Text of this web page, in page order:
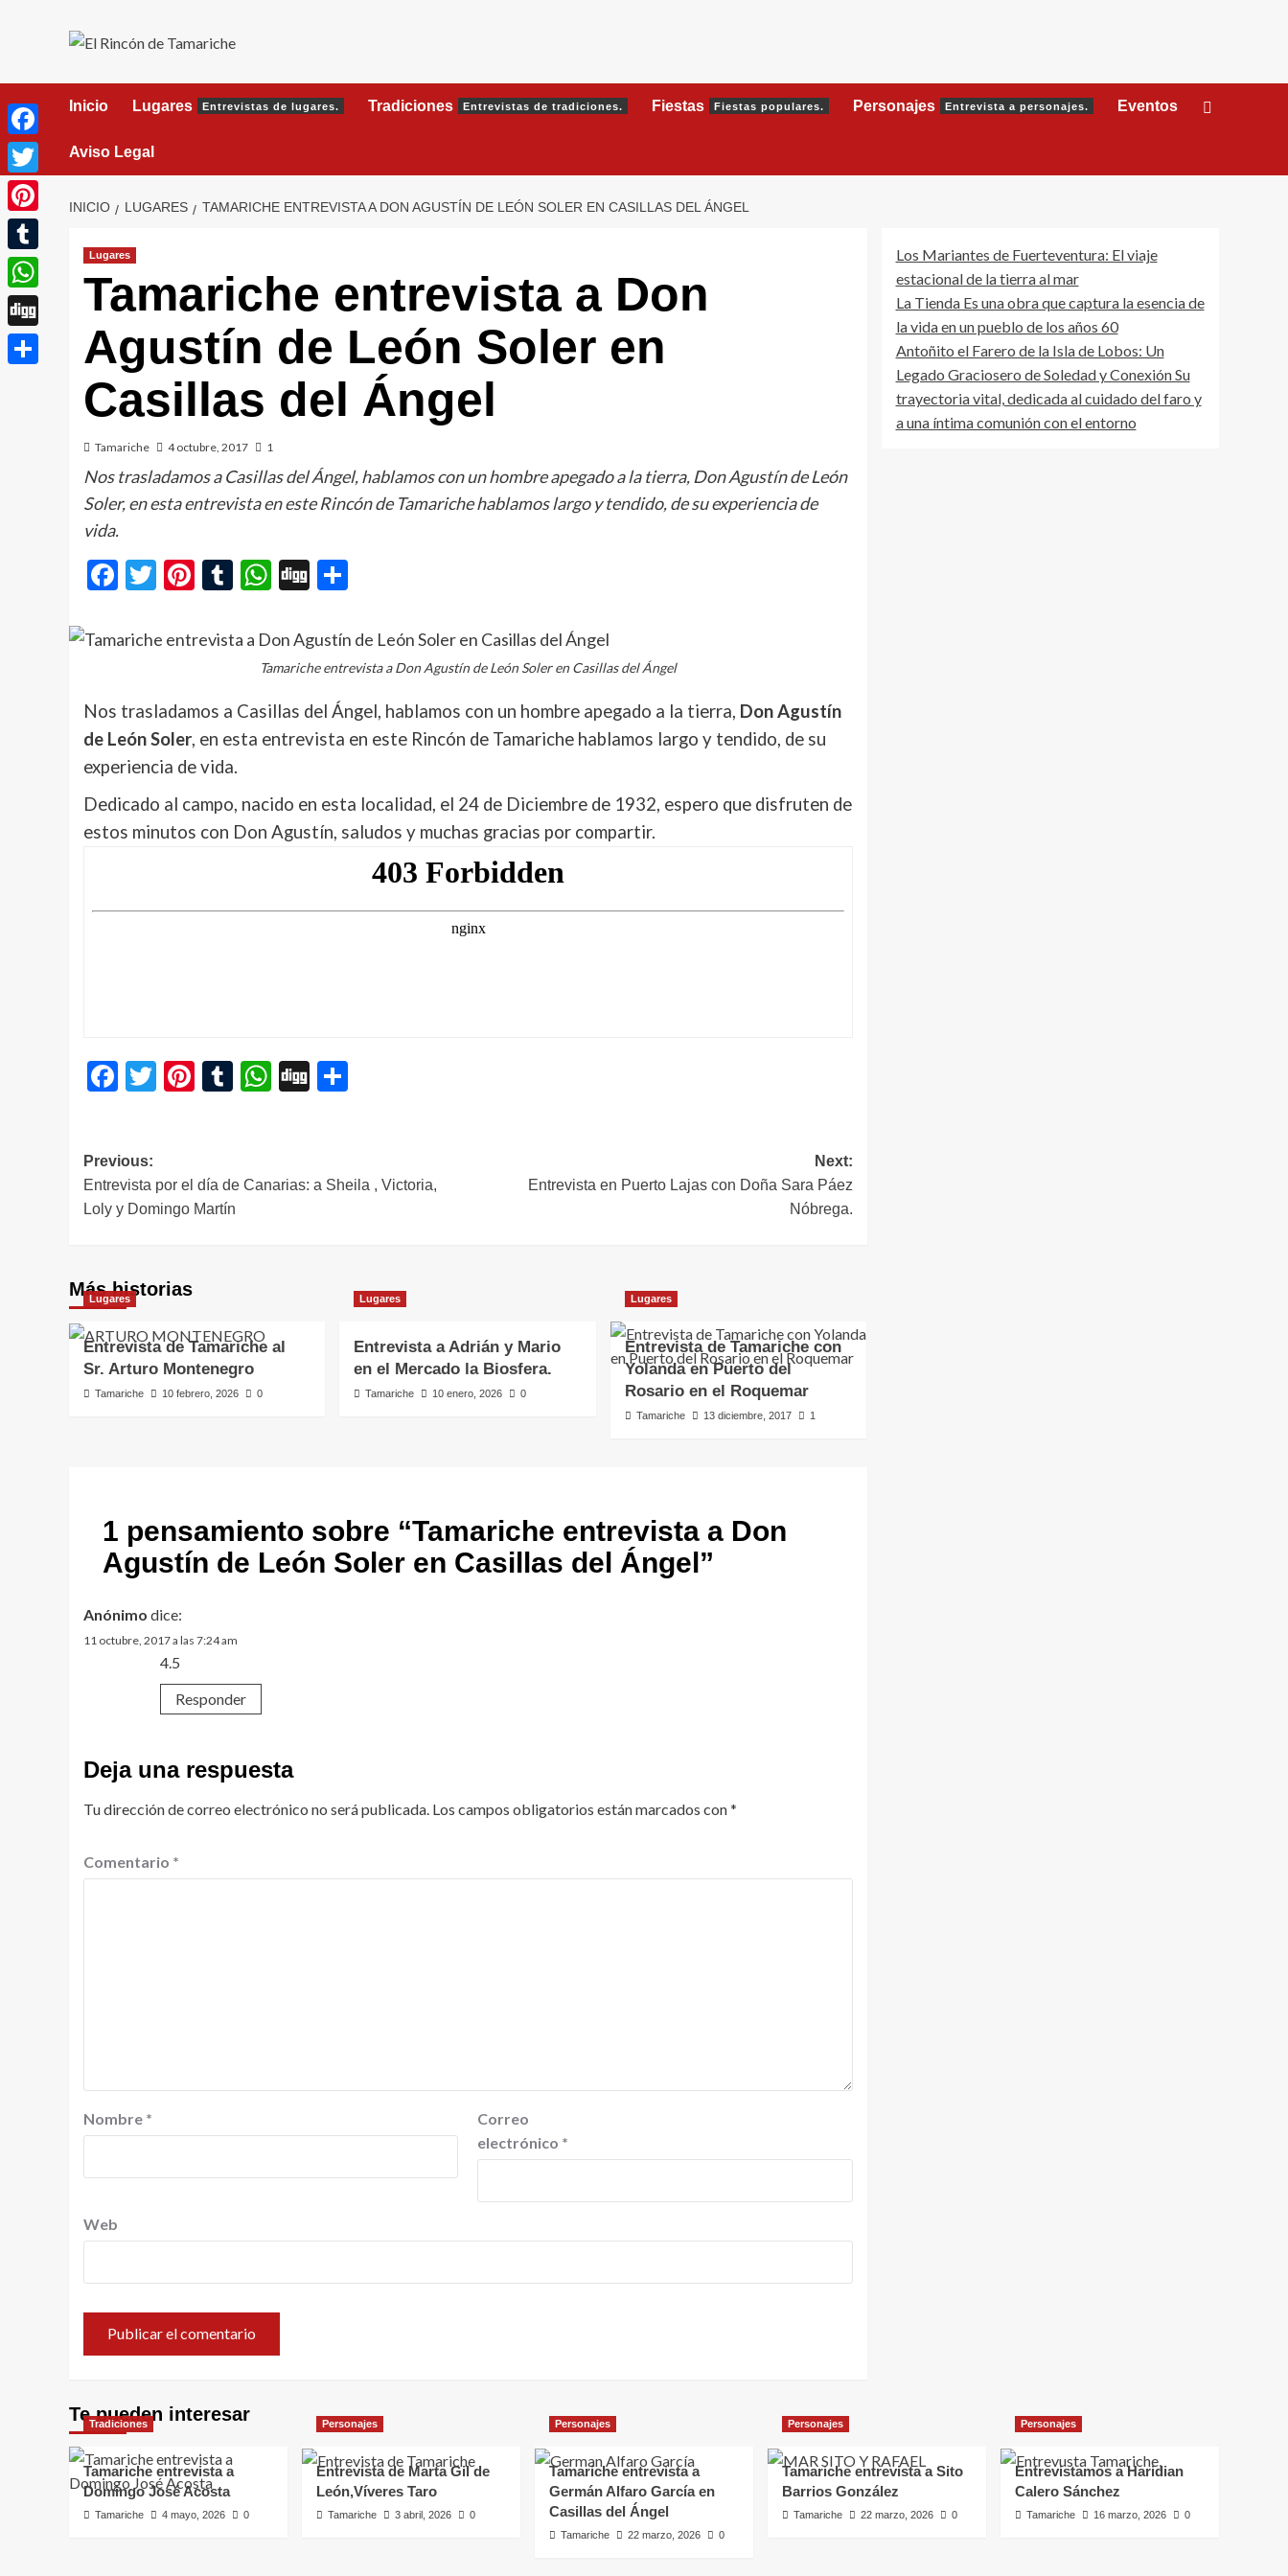
Inicio Lugares Entrevistas de lugares. Tradiciones Entrevistas de tradiciones. Fiestas Fiestas populares. Personajes Entrevista a personajes. Eventos
Aviso Legal
INICIO LUGARES TAMARICHE ENTREVISTA A DON AGUSTÍN DE LEÓN SOLER EN CASILLAS DEL ÁNGEL
Lugares
Tamariche entrevista a Don
Agustín de León Soler en
Casillas del Ángel
Tamariche 4 octubre, 2017 1
Nos trasladamos a Casillas del Ángel, hablamos con un hombre apegado a la tierra, Don Agustín de León
Soler, en esta entrevista en este Rincón de Tamariche hablamos largo y tendido, de su experiencia de
vida.
Facebook
Twitter
Pinterest
Tumblr
WhatsApp
Digg
Tamariche entrevista a Don Agustín de León Soler en Casillas del Ángel
Nos trasladamos a Casillas del Ángel, hablamos con un hombre apegado a la tierra, Don Agustín
de León Soler, en esta entrevista en este Rincón de Tamariche hablamos largo y tendido, de su
experiencia de vida.
Dedicado al campo, nacido en esta localidad, el 24 de Diciembre de 1932, espero que disfruten de
estos minutos con Don Agustín, saludos y muchas gracias por compartir.
Facebook
Twitter
Pinterest
Tumblr
WhatsApp
Digg
Navegación
de
entradas
Previous:
Entrevista por el día de Canarias: a Sheila , Victoria,
Loly y Domingo Martín
Next:
Entrevista en Puerto Lajas con Doña Sara Páez
Nóbrega.
Más historias
Lugares
Entrevista de Tamariche al
Sr. Arturo Montenegro
Tamariche 10 febrero, 2026 0
Lugares
Entrevista a Adrián y Mario
en el Mercado la Biosfera.
Tamariche 10 enero, 2026 0
Lugares
Entrevista de Tamariche con
Yolanda en Puerto del
Rosario en el Roquemar
Tamariche 13 diciembre, 2017 1
1 pensamiento sobre “Tamariche entrevista a Don
Agustín de León Soler en Casillas del Ángel”
Anónimo dice:
11 octubre, 2017 a las 7:24 am
4.5
Responder
Deja una respuesta
Tu dirección de correo electrónico no será publicada. Los campos obligatorios están marcados con*
Comentario *
Nombre *
Correo
electrónico *
Web
Los Mariantes de Fuerteventura: El viaje
estacional de la tierra al mar
La Tienda Es una obra que captura la esencia de
la vida en un pueblo de los años 60
Antoñito el Farero de la Isla de Lobos: Un
Legado Graciosero de Soledad y Conexión Su
trayectoria vital, dedicada al cuidado del faro y
a una íntima comunión con el entorno
Te pueden interesar
Tradiciones
Tamariche entrevista a
Domingo José Acosta
Tamariche 4 mayo, 2026 0
Personajes
Entrevista de Marta Gil de
León,Víveres Taro
Tamariche 3 abril, 2026 0
Personajes
Tamariche entrevista a
Germán Alfaro García en
Casillas del Ángel
Tamariche 22 marzo, 2026 0
Personajes
Tamariche entrevista a Sito
Barrios González
Tamariche 22 marzo, 2026 0
Personajes
Entrevistamos a Haridian
Calero Sánchez
Tamariche 16 marzo, 2026 0
Facebook
Twitter
Pinterest
Tumblr
WhatsApp
Digg